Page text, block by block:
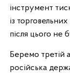
інструмент
із
після цього не
Беремо третій
російська